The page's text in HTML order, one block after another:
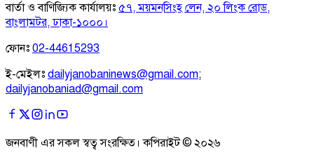
বার্তা ও বাণিজ্যিক কার্যালয়ঃ ৫৭, ময়মনসিংহ লেন, ২০ লিংক রোড,
বাংলামটর, ঢাকা-১০০০।
ফোনঃ 02-44615293
ই-মেইলঃ dailyjanobaninews@gmail.com;
dailyjanobaniad@gmail.com
জনবাণী এর সকল স্বত্ব সংরক্ষিত। কপিরাইট © ২০২৬